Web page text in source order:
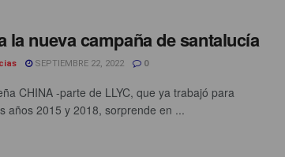
la nueva campaña de santalucía
SEPTIEMBRE 22, 2022 0
CHINA -parte de LLYC, que ya trabajó para
años 2015 y 2018, sorprende en ...